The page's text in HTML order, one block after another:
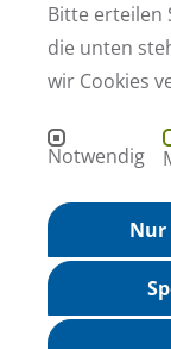
Fußzeile der
Adresse
STRATEGPRO Real Estate
Kontakt
+49 621 729 265 - 0
Social Media
Strategpro in
Gewerbeimmobilien
Gewerbeimmobilien
Bitte erteilen
die unten
wir Cookies
Notwendig
Nur